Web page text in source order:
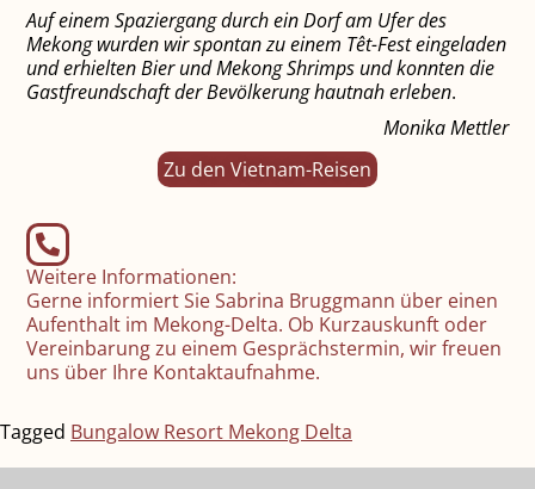
Auf einem Spaziergang durch ein Dorf am Ufer des
Mekong wurden wir spontan zu einem Têt-Fest eingeladen
und erhielten Bier und Mekong Shrimps und konnten die
Gastfreundschaft der Bevölkerung hautnah erleben.
Monika Mettler
Zu den Vietnam-Reisen
Weitere Informationen:
Gerne informiert Sie Sabrina Bruggmann über einen
Aufenthalt im Mekong-Delta. Ob Kurzauskunft oder
Vereinbarung zu einem Gesprächstermin, wir freuen
uns über Ihre Kontaktaufnahme.
Tagged Bungalow Resort Mekong Delta